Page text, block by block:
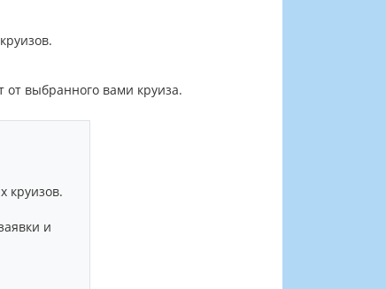
от выбранного вами круиза.
круизов.
и